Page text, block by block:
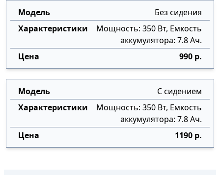
Без сидения
Мощность: 350 Вт, Емкость
аккумулятора: 7.8 Ач.
990 р.
С сидением
Мощность: 350 Вт, Емкость
аккумулятора: 7.8 Ач.
1190 р.